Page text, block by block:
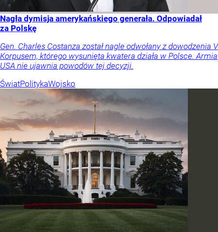
Nagła dymisja amerykańskiego generała. Odpowiadał
za Polskę
Gen. Charles Costanza został nagle odwołany z dowodzenia V
Korpusem, którego wysunięta kwatera działa w Polsce. Armia
USA nie ujawnia powodów tej decyzji.
ŚwiatPolitykaWojsko